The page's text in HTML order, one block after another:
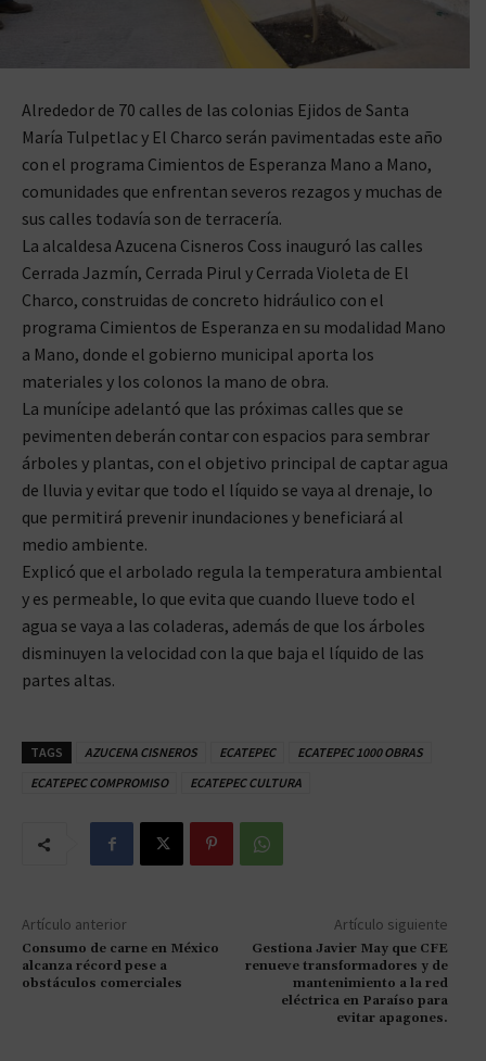
Alrededor de 70 calles de las colonias Ejidos de Santa
María Tulpetlac y El Charco serán pavimentadas este año
con el programa Cimientos de Esperanza Mano a Mano,
comunidades que enfrentan severos rezagos y muchas de
sus calles todavía son de terracería.
La alcaldesa Azucena Cisneros Coss inauguró las calles
Cerrada Jazmín, Cerrada Pirul y Cerrada Violeta de El
Charco, construidas de concreto hidráulico con el
programa Cimientos de Esperanza en su modalidad Mano
a Mano, donde el gobierno municipal aporta los
materiales y los colonos la mano de obra.
La munícipe adelantó que las próximas calles que se
pevimenten deberán contar con espacios para sembrar
árboles y plantas, con el objetivo principal de captar agua
de lluvia y evitar que todo el líquido se vaya al drenaje, lo
que permitirá prevenir inundaciones y beneficiará al
medio ambiente.
Explicó que el arbolado regula la temperatura ambiental
y es permeable, lo que evita que cuando llueve todo el
agua se vaya a las coladeras, además de que los árboles
disminuyen la velocidad con la que baja el líquido de las
partes altas.
TAGS AZUCENA CISNEROS ECATEPEC
ECATEPEC 1000 OBRAS
ECATEPEC COMPROMISO
ECATEPEC CULTURA
Artículo anterior
Consumo de carne en México
alcanza récord pese a
obstáculos comerciales
Artículo siguiente
Gestiona Javier May que CFE
renueve transformadores y de
mantenimiento a la red
eléctrica en Paraíso para
evitar apagones.